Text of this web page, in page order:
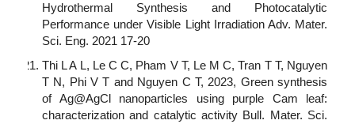
Hydrothermal Synthesis and Photocatalytic
Performance under Visible Light Irradiation Adv. Mater.
Sci. Eng. 2021 17-20
Thi L A L, Le C C, Pham V T, Le M C, Tran T T, Nguyen
T N, Phi V T and Nguyen C T, 2023, Green synthesis
of Ag@AgCl nanoparticles using purple Cam leaf:
characterization and catalytic activity Bull. Mater. Sci.